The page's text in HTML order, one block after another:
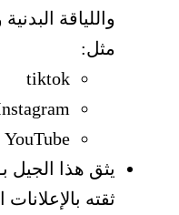
واللياقة
مثل:
tiktok
YouTube
يثق هذا الجيل
ثقته